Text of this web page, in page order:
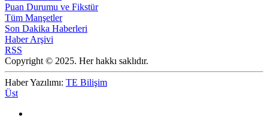
Puan Durumu ve Fikstür
Tüm Manşetler
Son Dakika Haberleri
Haber Arşivi
RSS
Copyright © 2025. Her hakkı saklıdır.
Haber Yazılımı: TE Bilişim
Üst